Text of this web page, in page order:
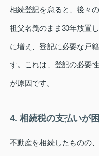
相続登記を怠ると、後々
祖父名義のまま30年放置
に増え、登記に必要な戸
す。これは、登記の必要
が原因です。
4. 相続税の支払いが
不動産を相続したものの